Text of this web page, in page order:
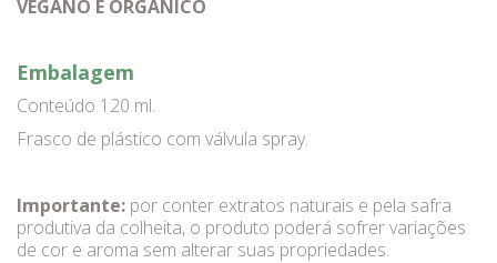
VEGANO E ORGÂNICO
Embalagem
Conteúdo 120 ml.
Frasco de plástico com válvula spray.
Importante: por conter extratos naturais e pela safra
produtiva da colheita, o produto poderá sofrer variações
de cor e aroma sem alterar suas propriedades.